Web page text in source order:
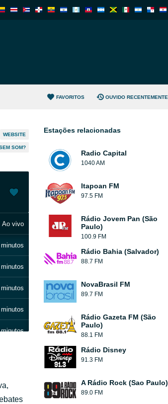
FAVORITOS OUVIDO RECENTEMENTE
WEBSITE
SOM?
Ao vivo
1 hora
Estações relacionadas
Radio Capital
1040 AM
Itapoan FM
97.5 FM
Rádio Jovem Pan (São
Paulo)
100.9 FM
Rádio Bahia (Salvador)
88.7 FM
NovaBrasil FM
89.7 FM
Rádio Gazeta FM (São
Paulo)
88.1 FM
Rádio Disney
91.3 FM
A Rádio Rock (Sao Paulo)
89.0 FM